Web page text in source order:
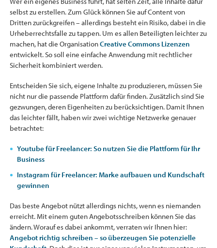
selbst zu erstellen. Zum Glück können Sie auf Content von
Dritten zurückgreifen – allerdings besteht ein Risiko, dabei in die
Urheberrechtsfalle zu tappen. Um es allen Beteiligten leichter zu
machen, hat die OrganisationCreative Commons Lizenzen
entwickelt. So soll eine einfache Anwendung mit rechtlicher
Sicherheit kombiniert werden.
Entscheiden Sie sich, eigene Inhalte zu produzieren, müssen Sie
nicht nur die passende Plattform dafür finden. Zusätzlich sind Sie
gezwungen, deren Eigenheiten zu berücksichtigen. Damit Ihnen
das leichter fällt, haben wir zwei wichtige Netzwerke genauer
betrachtet:
Youtube für Freelancer: So nutzen Sie die Plattform für Ihr
Business
Instagram für Freelancer: Marke aufbauen und Kundschaft
gewinnen
Das beste Angebot nützt allerdings nichts, wenn es niemanden
erreicht. Mit einem guten Angebotsschreiben können Sie das
ändern. Worauf es dabei ankommt, verraten wir Ihnen hier:
Angebot richtig schreiben – so überzeugen Sie potenzielle